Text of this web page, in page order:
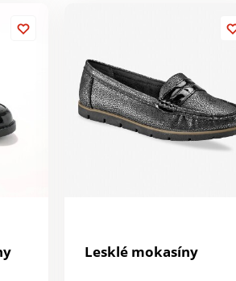
Lesklé mokasíny